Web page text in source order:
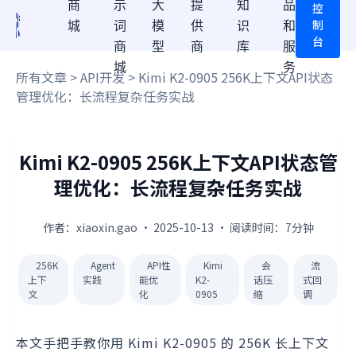
商
城
示
词
商
城
大
模
型
提
供
商
知
识
库
品
和
服
务
控
制
台
所有文章 >API开发> Kimi K2-0905 256K上下文API状态
管理优化：长流程复杂任务实战
Kimi K2-0905 256K上下文API状态管
理优化：长流程复杂任务实战
作者：xiaoxin.gao · 2025-10-13 · 阅读时间：7分钟
256K
上下
文
Agent
实践
API性
能优
化
Kimi
K2-
0905
会
话压
缩
流
式回
调
本文手把手教你用 Kimi K2-0905 的 256K 长上下文